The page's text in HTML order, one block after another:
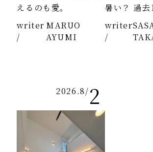
えるのも愛。
writer
/
MARUO
AYUMI
暑い？ 過去
ータより
writer
/
2026.8/2